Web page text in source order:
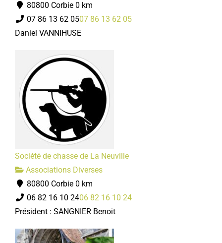
80800 Corbie 0 km
07 86 13 62 0507 86 13 62 05
Daniel VANNIHUSE
Société de chasse de La Neuville
Associations Diverses
80800 Corbie 0 km
06 82 16 10 2406 82 16 10 24
Président : SANGNIER Benoit